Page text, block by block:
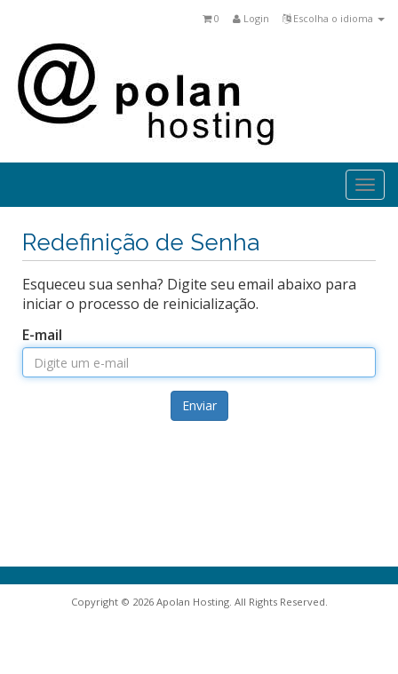
Escolha o idioma
Login
0
Redefinição de Senha
Esqueceu sua senha? Digite seu email abaixo para
iniciar o processo de reinicialização.
E-mail
Enviar
Copyright © 2026 Apolan Hosting. All Rights Reserved.